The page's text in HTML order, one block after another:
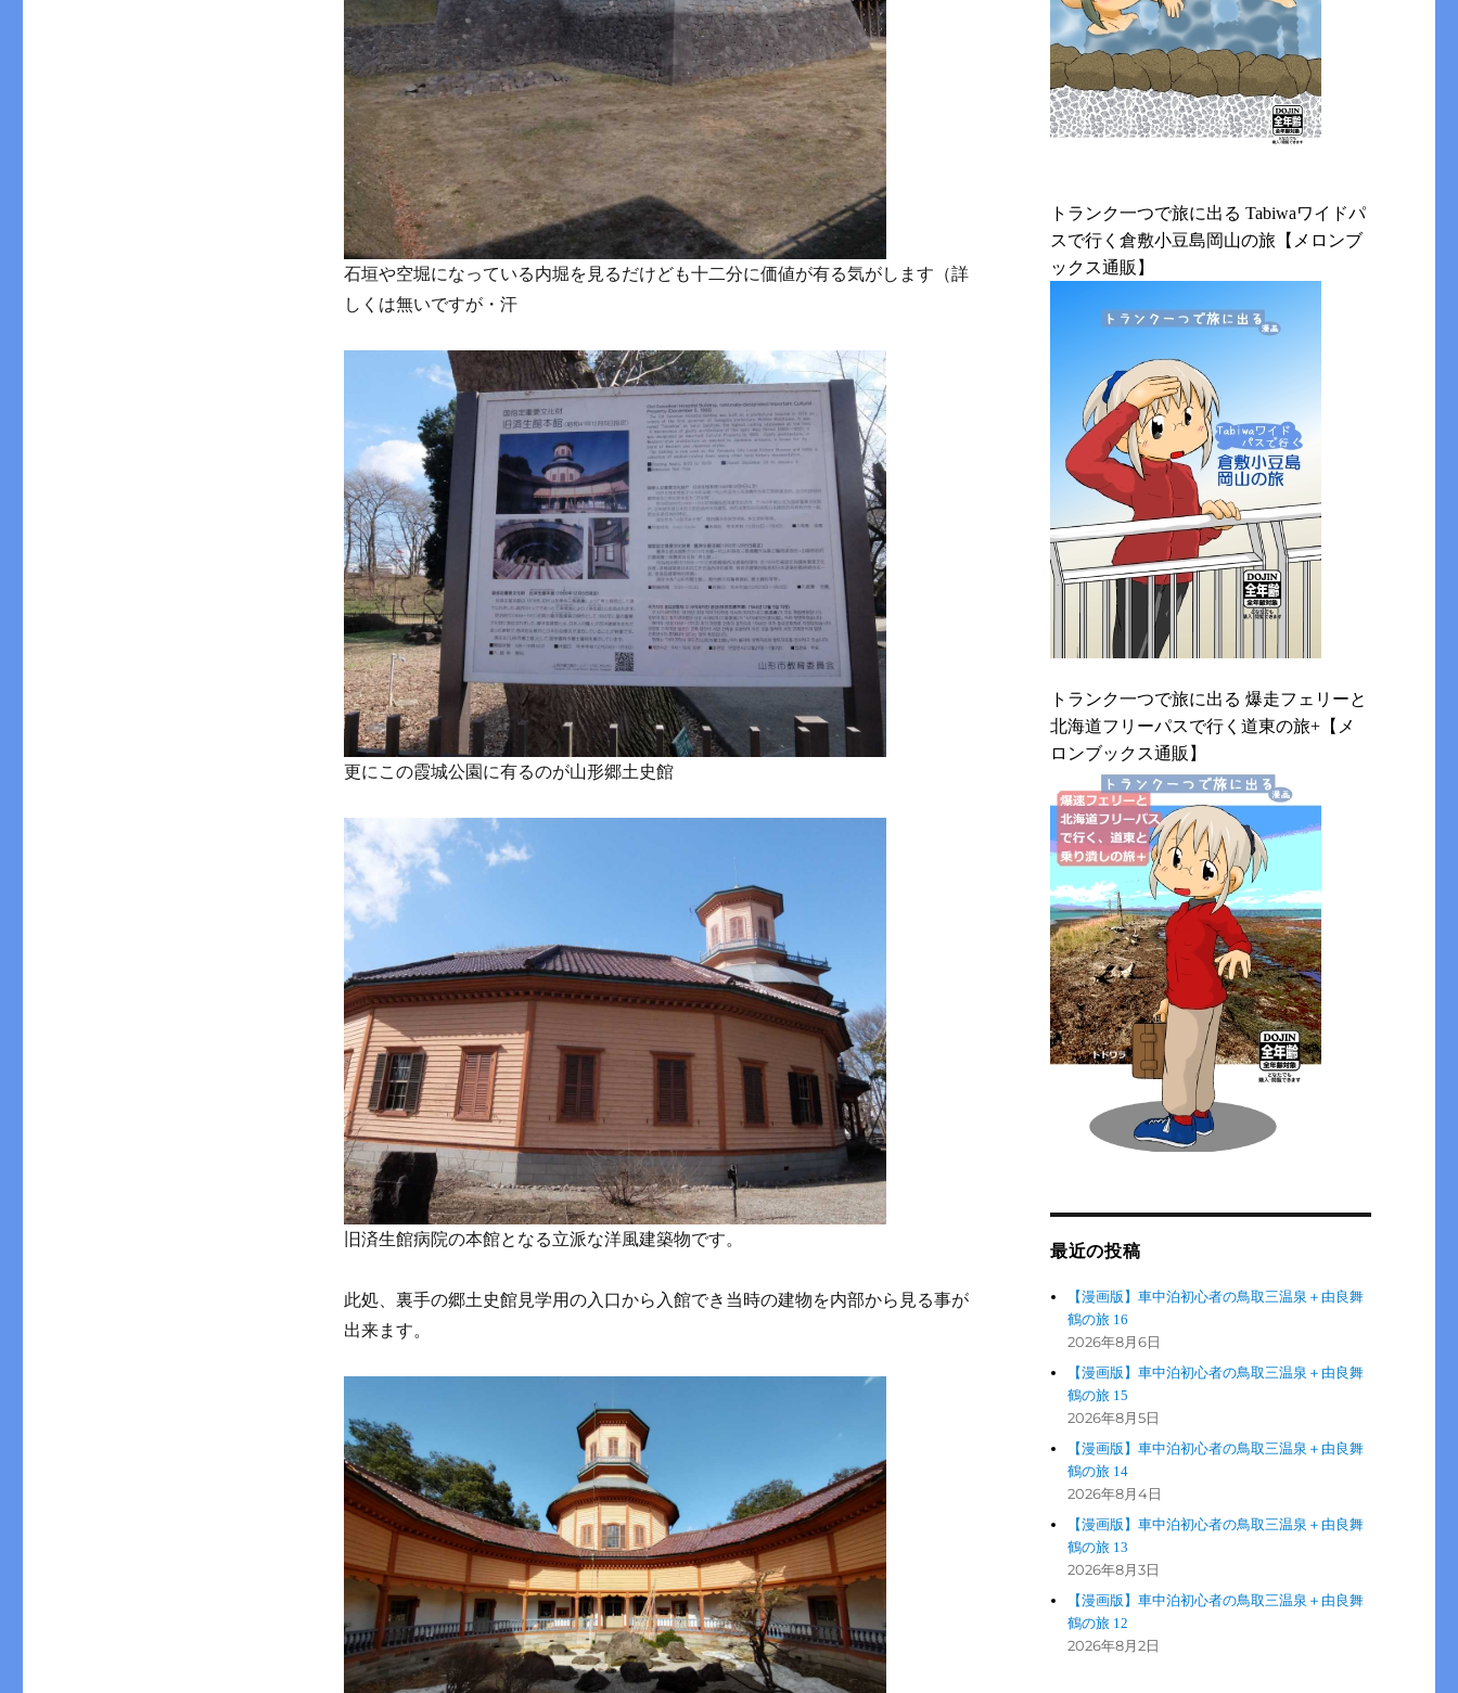
石垣や空堀になっている内堀を見るだけども十二分に価値が有る気がします（詳
しくは無いですが・汗
更にこの霞城公園に有るのが山形郷土史館
旧済生館病院の本館となる立派な洋風建築物です。
此処、裏手の郷土史館見学用の入口から入館でき当時の建物を内部から見る事が
出来ます。
トランク一つで旅に出る Tabiwaワイドパ
スで行く倉敷小豆島岡山の旅【メロンブ
ックス通販】
トランク一つで旅に出る 爆走フェリーと
北海道フリーパスで行く道東の旅+【メ
ロンブックス通販】
最近の投稿
【漫画版】車中泊初心者の鳥取三温泉＋由良舞
鶴の旅 16
2026年8月6日
【漫画版】車中泊初心者の鳥取三温泉＋由良舞
鶴の旅 15
2026年8月5日
【漫画版】車中泊初心者の鳥取三温泉＋由良舞
鶴の旅 14
2026年8月4日
【漫画版】車中泊初心者の鳥取三温泉＋由良舞
鶴の旅 13
2026年8月3日
【漫画版】車中泊初心者の鳥取三温泉＋由良舞
鶴の旅 12
2026年8月2日